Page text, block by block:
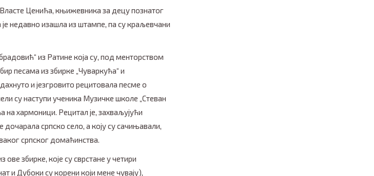
Ценића, књижевника за децу познатог
недавно изашла из штампе, па су краљевчани
из Ратине која су, под менторством
песама из збирке „Чуваркућа“ и
и језгровито рецитовала песме о
су наступи ученика Музичке школе „Стеван
хармоници. Рецитал је, захваљујући
српско село, а коју су сачињавали,
српског домаћинства.
збирке, које су сврстане у четири
и Дубоки су корени који мене чувају),